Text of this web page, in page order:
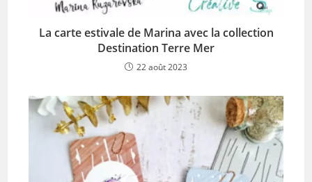
La carte estivale de Marina avec la collection
Destination Terre Mer
22 août 2023